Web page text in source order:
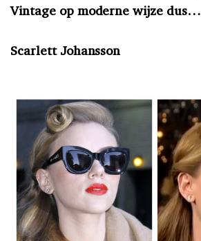
Vintage op moderne wijze dus…
Scarlett Johansson